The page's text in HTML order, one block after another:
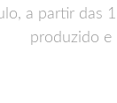
a partir das
produzido e